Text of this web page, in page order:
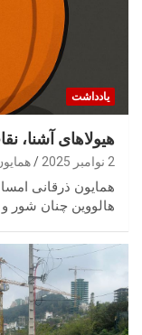
یادداشت
هیولاهای آشنا،
2 نوامبر 2025
همایون ذرقانی
هالووین چنان شور